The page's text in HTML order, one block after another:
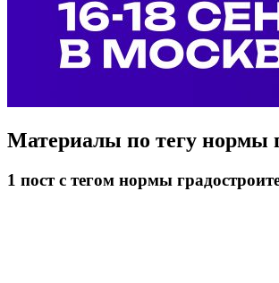
Материалы по тегу нормы
1 постс тегом нормы